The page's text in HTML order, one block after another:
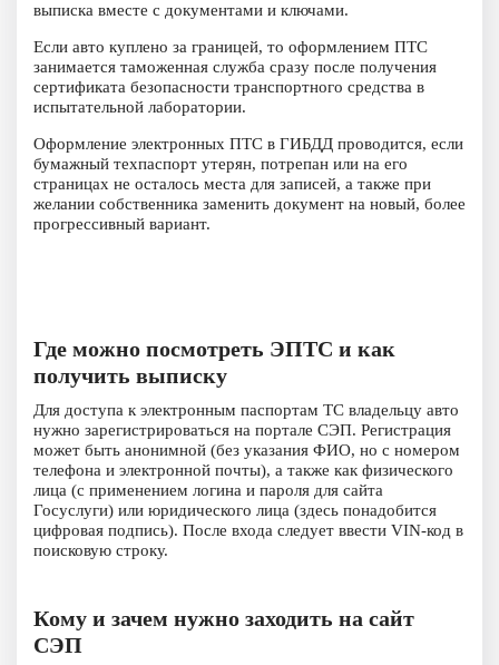
выписка вместе с документами и ключами.
Если авто куплено за границей, то оформлением ПТС
занимается таможенная служба сразу после получения
сертификата безопасности транспортного средства в
испытательной лаборатории.
Оформление электронных ПТС в ГИБДД проводится, если
бумажный техпаспорт утерян, потрепан или на его
страницах не осталось места для записей, а также при
желании собственника заменить документ на новый, более
прогрессивный вариант.
Где можно посмотреть ЭПТС и как
получить выписку
Для доступа к электронным паспортам ТС владельцу авто
нужно зарегистрироваться на портале СЭП. Регистрация
может быть анонимной (без указания ФИО, но с номером
телефона и электронной почты), а также как физического
лица (с применением логина и пароля для сайта
Госуслуги) или юридического лица (здесь понадобится
цифровая подпись). После входа следует ввести VIN-код в
поисковую строку.
Кому и зачем нужно заходить на сайт
СЭП